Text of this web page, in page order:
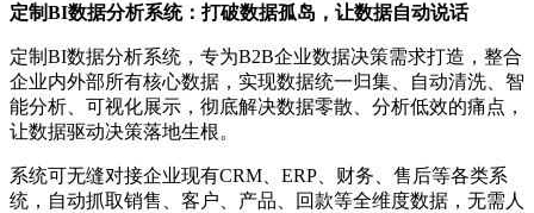
定制BI数据分析系统：打破数据孤岛，让数据自动说话
定制BI数据分析系统，专为B2B企业数据决策需求打造，整合
企业内外部所有核心数据，实现数据统一归集、自动清洗、智
能分析、可视化展示，彻底解决数据零散、分析低效的痛点，
让数据驱动决策落地生根。
系统可无缝对接企业现有CRM、ERP、财务、售后等各类系
统，自动抓取销售、客户、产品、回款等全维度数据，无需人